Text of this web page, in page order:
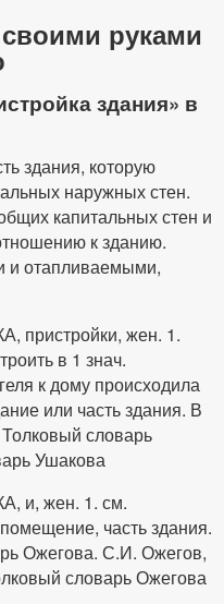
руками
здания» в
здания, которую
наружных стен.
капитальных стен и
к зданию.
и отапливаемыми,
жен. 1.
в 1 знач.
к дому происходила
или часть здания. В
словарь
Ушакова
и, жен. 1. см.
часть здания.
Ожегова. С.И. Ожегов,
словарь Ожегова